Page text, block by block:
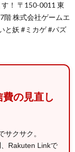
！ 〒150-0011 東
階 株式会社ゲームエ
と妖 #ミカゲ #パズ
費の見直し
クサク。
、Rakuten Linkで